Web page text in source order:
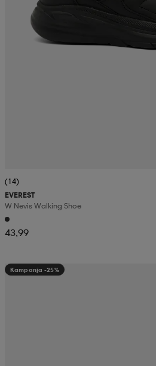
(14)
EVEREST
W Nevis Walking Shoe
43,99
Kampanja -25%